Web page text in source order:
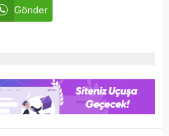
Gönder